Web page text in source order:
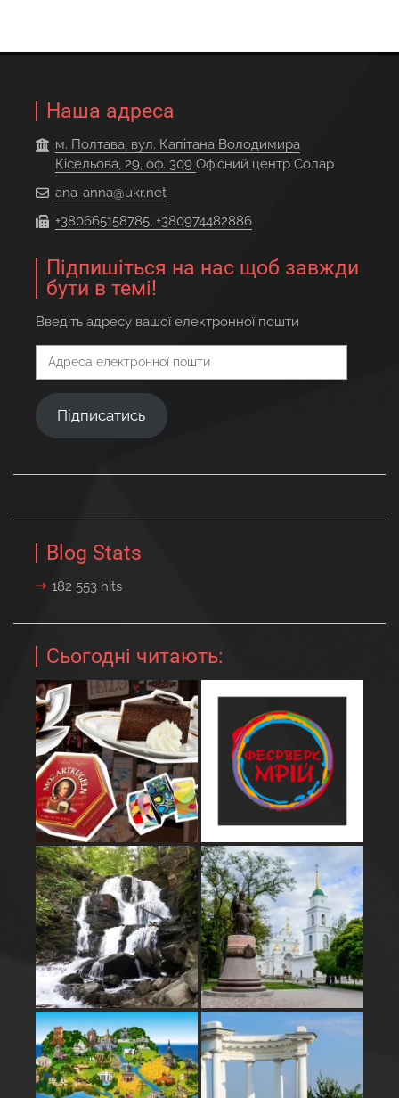
Наша адреса
м. Полтава, вул. Капітана Володимира
Кісельова, 29, оф. 309 Офісний центр Солар
ana-anna@ukr.net
+380665158785, +380974482886
Підпишіться на нас щоб завжди
бути в темі!
Введіть адресу вашої електронної пошти
Адреса
електронної
пошти
Підписатись
Blog Stats
182 553 hits
Сьогодні читають: